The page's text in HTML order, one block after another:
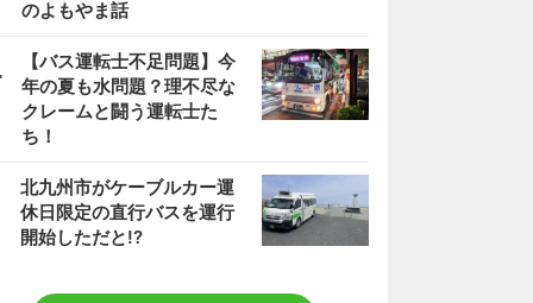
のよもやま話
【バス運転士不足問題】今
年の夏も水問題？理不尽な
クレームと闘う運転士た
ち！
北九州市がケーブルカー運
休日限定の直行バスを運行
開始しただと!?